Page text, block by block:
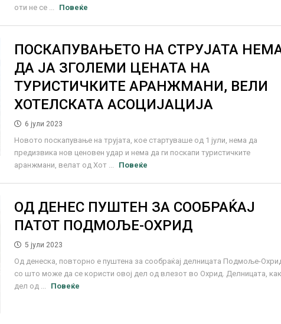
оти не се ...
Повеќе
ПОСКАПУВАЊЕТО НА СТРУЈАТА
ДА ЈА ЗГОЛЕМИ ЦЕНАТА НА
ТУРИСТИЧКИТЕ АРАНЖМАНИ, ВЕЛИ
ХОТЕЛСКАТА АСОЦИЈАЦИЈА
6 јули 2023
Новото поскапување на трујата, кое стартуваше од 1 јули, нема да
предизвика нов ценовен удар и нема да ги поскапи туристичките
аранжмани, велат од Хот ...
Повеќе
ОД ДЕНЕС ПУШТЕН ЗА СООБРАЌАЈ
ПАТОТ ПОДМОЉЕ-ОХРИД
5 јули 2023
Од денеска, повторно е пуштена за сообраќај делницата Подмоље-
со што може да се користи овој дел од влезот во Охрид. Делницата,
дел од ...
Повеќе